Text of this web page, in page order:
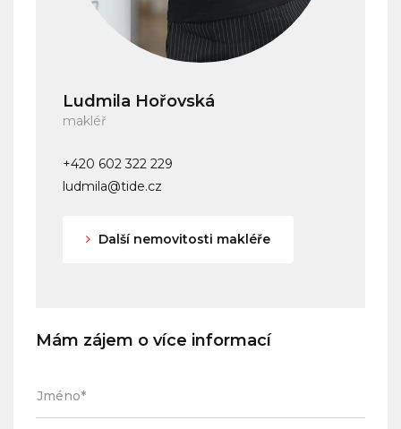
Ludmila Hořovská
makléř
+420 602 322 229
ludmila@tide.cz
Další nemovitosti makléře
Mám zájem o více informací